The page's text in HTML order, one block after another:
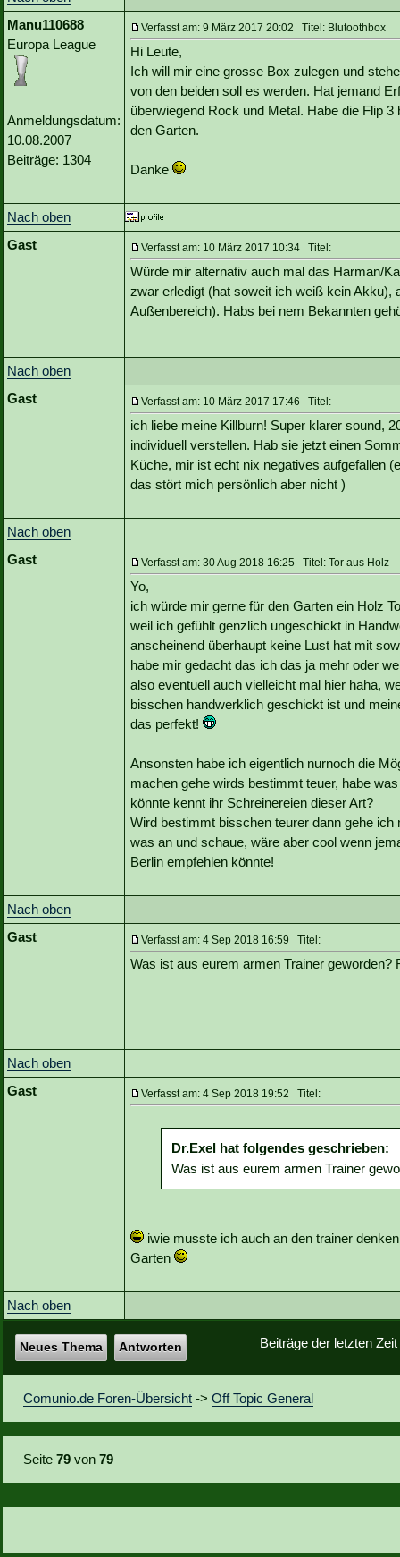
Manu110688
Europa League
Anmeldungsdatum:
10.08.2007
Beiträge: 1304
Verfasst am: 9 März 2017 20:02 Titel: Blutoothbox
Hi Leute,
Ich will mir eine grosse Box zulegen und
von den beiden soll es werden. Hat jemand
überwiegend Rock und Metal. Habe die Flip
den Garten.
Danke
Nach oben
Gast
Verfasst am: 10 März 2017 10:34 Titel:
Würde mir alternativ auch mal das Harman/
zwar erledigt (hat soweit ich weiß kein
Außenbereich). Habs bei nem Bekannten
Nach oben
Gast
Verfasst am: 10 März 2017 17:46 Titel:
ich liebe meine Killburn! Super klarer sound,
individuell verstellen. Hab sie jetzt einen
Küche, mir ist echt nix negatives aufgefallen
das stört mich persönlich aber nicht )
Nach oben
Gast
Verfasst am: 30 Aug 2018 16:25 Titel: Tor aus Holz
Yo,
ich würde mir gerne für den Garten ein Holz
weil ich gefühlt genzlich ungeschickt in
anscheinend überhaupt keine Lust hat mit
habe mir gedacht das ich das ja mehr oder
also eventuell auch vielleicht mal hier haha,
bisschen handwerklich geschickt ist und
das perfekt!
Ansonsten habe ich eigentlich nurnoch die
machen gehe wirds bestimmt teuer, habe
könnte kennt ihr Schreinereien dieser Art?
Wird bestimmt bisschen teurer dann gehe
was an und schaue, wäre aber cool wenn
Berlin empfehlen könnte!
Nach oben
Gast
Verfasst am: 4 Sep 2018 16:59 Titel:
Was ist aus eurem armen Trainer geworden?
Nach oben
Gast
Verfasst am: 4 Sep 2018 19:52 Titel:
Dr.Exel hat folgendes geschrieben:
Was ist aus eurem armen Trainer
iwie musste ich auch an den trainer
Garten
Nach oben
Beiträge der letzten
Neues Thema Antworten
Comunio.de Foren-Übersicht ->Off Topic General
Seite79 von79